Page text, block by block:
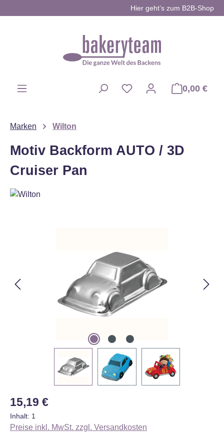
Hier geht’s zum B2B-Shop
0,00 €
Marken Wilton
Motiv Backform AUTO / 3D
Cruiser Pan
Regulärer Preis:
15,19 €
Inhalt: 1
Preise inkl. MwSt. zzgl. Versandkosten